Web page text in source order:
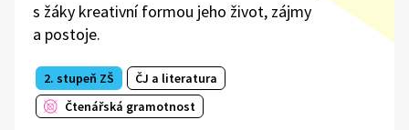
s žáky kreativní formou jeho život, zájmy
a postoje.
2. stupeň ZŠ
ČJ a literatura
Čtenářská gramotnost